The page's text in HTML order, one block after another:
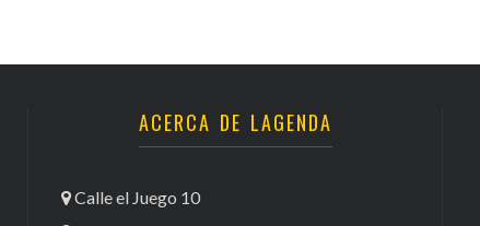
ACERCA DE LAGENDA
Calle el Juego 10